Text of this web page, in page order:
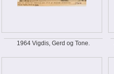
1964 Vigdis, Gerd og Tone.